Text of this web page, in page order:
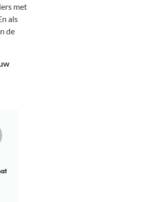
met
als
de